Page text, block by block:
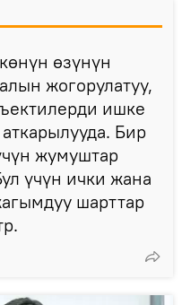
өзүнүн
жогорулатуу,
ишке
Бир
жумуштар
үчүн ички жана
шарттар